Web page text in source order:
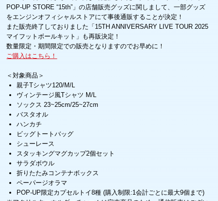
POP-UP STORE “15th”」の店舗販売グッズに関しまして、一部グッズ
をエンジンオフィシャルストアにて事後通販することが決定！
また販売終了しておりました「15TH ANNIVERSARY LIVE TOUR 2025
マイフットボールキット」も再販決定！
数量限定・期間限定での販売となりますのでお早めに！
ご購入はこちら！
＜対象商品＞
親子Tシャツ120/M/L
ヴィンテージ風Tシャツ M/L
ソックス 23~25cm/25~27cm
バスタオル
ハンカチ
ビッグトートバッグ
シューレース
スタッキングマグカップ2個セット
サラダボウル
折りたたみコンテナボックス
ペーパージオラマ
POP-UP限定カプセルトイ8種 (購入制限:1会計ごとに最大9個まで)